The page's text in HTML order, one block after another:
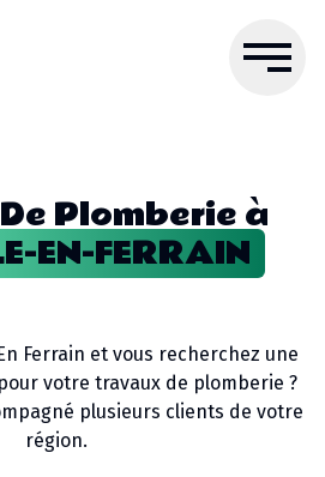
Plomberieà
EN-FERRAIN
Ferrain et vous recherchez une
votre travaux de plomberie ?
plusieurs clients de votre
région.